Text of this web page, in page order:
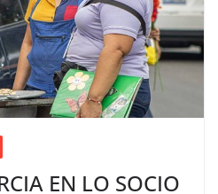
EN LO SOCIO